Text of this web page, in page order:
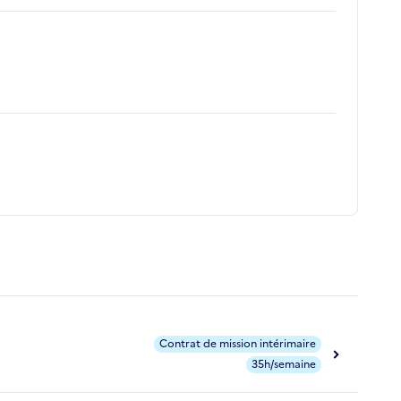
Contrat de mission intérimaire
35h/semaine